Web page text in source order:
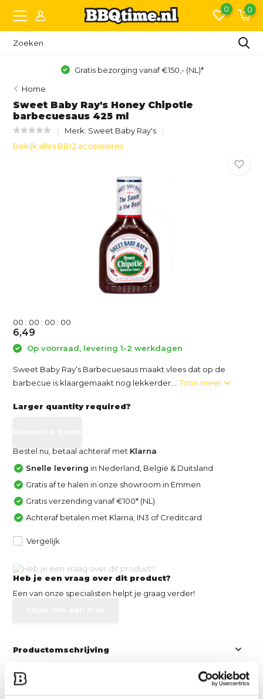
0 0
Gratis bezorging vanaf €150,- (NL)*
Home
Sweet Baby Ray's Honey Chipotle
barbecuesaus 425 ml
Merk: Sweet Baby Ray's
Bekijk alles BBQ accessoires
00 : 00 : 00 : 00
6,49
Op voorraad, levering 1-2 werkdagen
Sweet Baby Ray‘s Barbecuesaus maakt vlees dat op de
barbecue is klaargemaakt nog lekkerder....Toon meer
Larger quantity required?
Bestel nu, betaal achteraf met Klarna
Snelle levering in Nederland, België & Duitsland
Gratis af te halen in onze showroom in Emmen
Gratis verzending vanaf €100* (NL)
Achteraf betalen met Klarna, IN3 of Creditcard
Vergelijk
Heb je een vraag over dit product?
Een van onze specialisten helpt je graag verder!
Productomschrijving
Specificaties